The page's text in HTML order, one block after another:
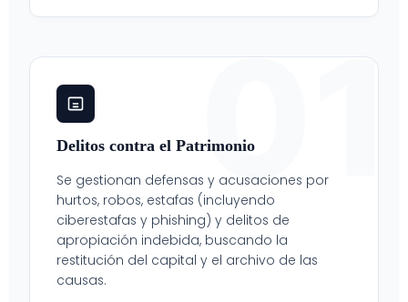
01
Delitos contra el Patrimonio
Se gestionan defensas y acusaciones por
hurtos, robos, estafas (incluyendo
ciberestafas y phishing) y delitos de
apropiación indebida, buscando la
restitución del capital y el archivo de las
causas.